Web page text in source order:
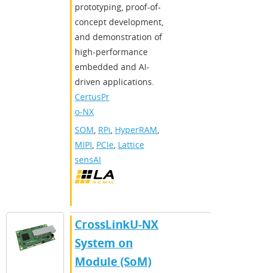
prototyping, proof-of-
concept development,
and demonstration of
high-performance
embedded and AI-
driven applications.
CertusPr
o-NX
SOM, RPi, HyperRAM,
MIPI, PCIe, Lattice
sensAI
CrossLinkU-NX
System on
Module (SoM)